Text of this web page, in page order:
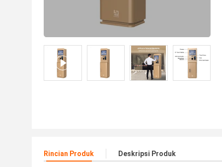
Rincian Produk Deskripsi Produk